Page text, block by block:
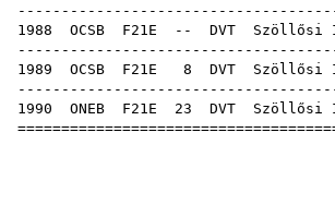
1988 OCSB F21E -- DVT Szöllősi
1989 OCSB F21E 8 DVT Szöllősi
1990 ONEB F21E 23 DVT